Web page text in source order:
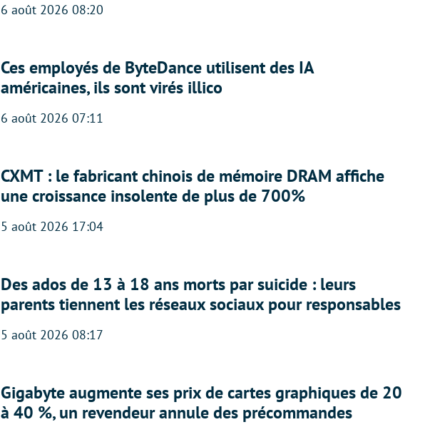
6 août 2026 08:20
Ces employés de ByteDance utilisent des IA
américaines, ils sont virés illico
6 août 2026 07:11
CXMT : le fabricant chinois de mémoire DRAM affiche
une croissance insolente de plus de 700%
5 août 2026 17:04
Des ados de 13 à 18 ans morts par suicide : leurs
parents tiennent les réseaux sociaux pour responsables
5 août 2026 08:17
Gigabyte augmente ses prix de cartes graphiques de 20
à 40 %, un revendeur annule des précommandes